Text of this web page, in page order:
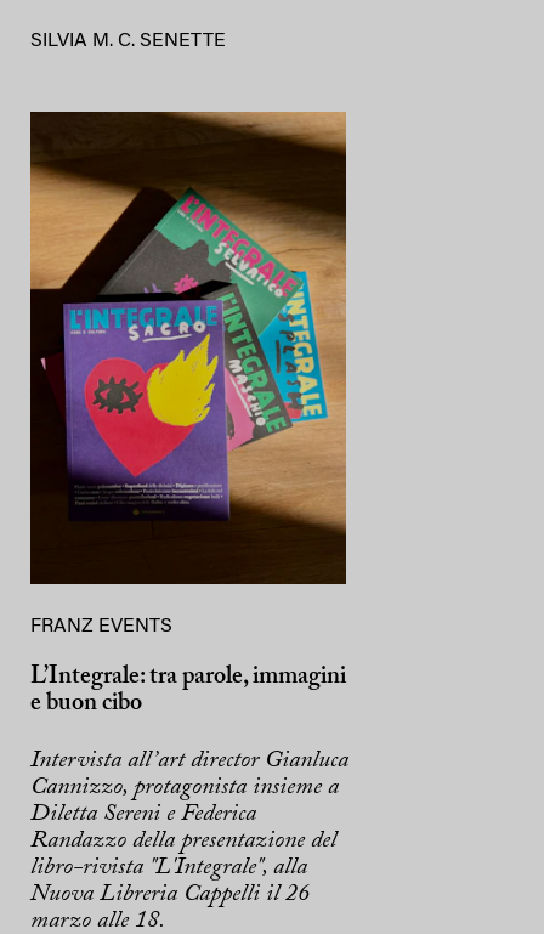
SILVIA M. C. SENETTE
FRANZ EVENTS
L’Integrale: tra parole, immagini
e buon cibo
Intervista all’art director Gianluca
Cannizzo, protagonista insieme a
Diletta Sereni e Federica
Randazzo della presentazione del
libro-rivista "L'Integrale", alla
Nuova Libreria Cappelli il 26
marzo alle 18.